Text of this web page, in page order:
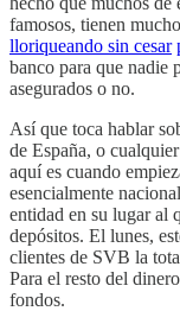
famosos, tienen
lloriqueando sin cesar
banco para que nadie
asegurados o no.
Así que toca hablar
de España, o
aquí es cuando
esencialmente
entidad en su lugar al
depósitos. El lunes,
clientes de SVB la
Para el resto del
fondos.